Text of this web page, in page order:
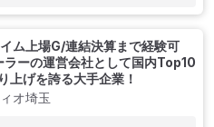
イム上場G/連結決算まで経験可
ーの運営会社として国内Top10
げを誇る大手企業！
オ埼玉